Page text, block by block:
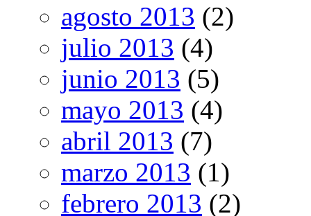
agosto 2013 (2)
julio 2013 (4)
junio 2013 (5)
mayo 2013 (4)
abril 2013 (7)
marzo 2013 (1)
febrero 2013 (2)